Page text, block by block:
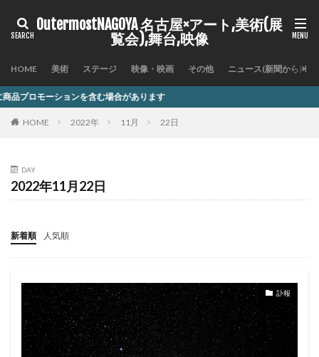
OutermostNAGOYA 名古屋×アート,美術(展
覧会),舞台,映像
HOME 美術 ステージ 映像・映画 その他 ニュース(新聞から)
含む場合があります
HOME 2022年 11月 22日
DAY
2022年11月22日
新着順 人気順
訃報